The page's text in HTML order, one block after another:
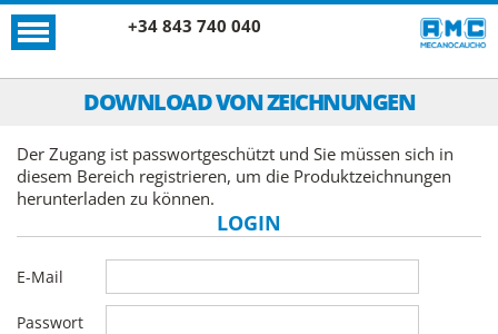
+34 843 740 040
DOWNLOAD VON ZEICHNUNGEN
Der Zugang ist passwortgeschützt und Sie müssen sich in
diesem Bereich registrieren, um die Produktzeichnungen
herunterladen zu können.
LOGIN
E-Mail
Passwort